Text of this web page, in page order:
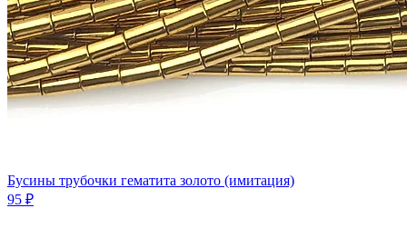
Бусины трубочки гематита золото (имитация)
95 ₽